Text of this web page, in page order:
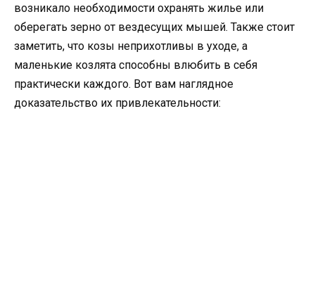
возникало необходимости охранять жилье или
оберегать зерно от вездесущих мышей. Также стоит
заметить, что козы неприхотливы в уходе, а
маленькие козлята способны влюбить в себя
практически каждого. Вот вам наглядное
доказательство их привлекательности: